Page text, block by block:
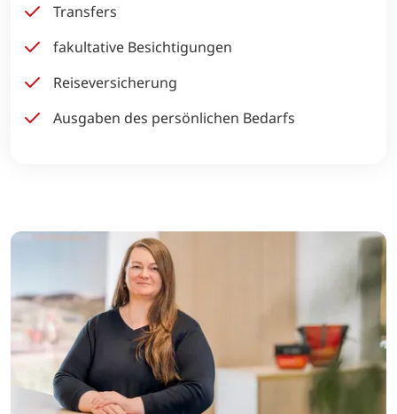
Transfers
fakultative Besichtigungen
Reiseversicherung
Ausgaben des persönlichen Bedarfs